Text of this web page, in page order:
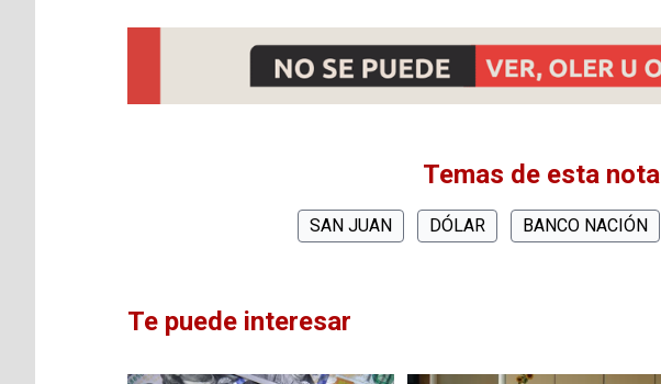
Temas de esta nota
SAN JUAN DÓLAR BANCO NACIÓN
Te puede interesar